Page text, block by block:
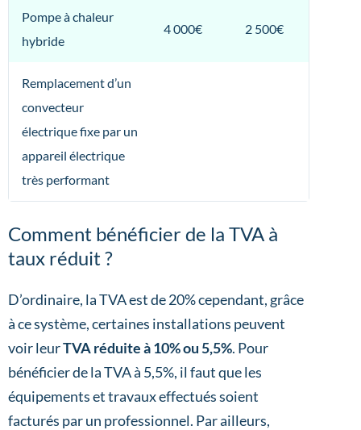
Pompe à chaleur
hybride
4 000€ 2 500€
Remplacement d’un
convecteur
électrique fixe par un
appareil électrique
très performant
Comment bénéficier de la TVA à
taux réduit ?
D’ordinaire, la TVA est de 20% cependant, grâce
à ce système, certaines installations peuvent
voir leurTVA réduite à 10% ou 5,5%. Pour
bénéficier de la TVA à 5,5%, il faut que les
équipements et travaux effectués soient
facturés par un professionnel. Par ailleurs,